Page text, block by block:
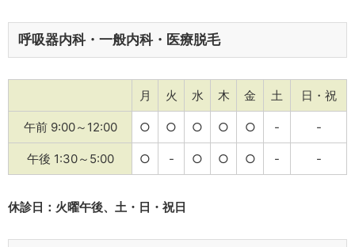
呼吸器内科・一般内科・医療脱毛
月 火 水 木 金 土 日・祝
午前 9:00～12:00 ○ ○ ○ ○ ○ - -
午後 1:30～5:00 ○ - ○ ○ ○ - -
休診日：火曜午後、土・日・祝日